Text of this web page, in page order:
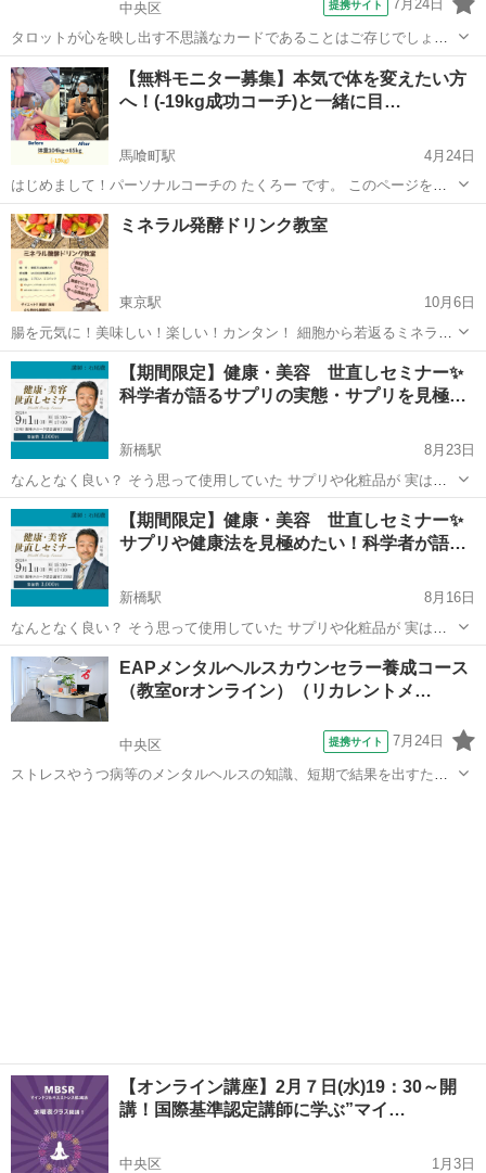
中央区 提携サイト 7月24日
タロットが心を映し出す不思議なカードであることはご存じでしょう
か。その魅力に惹かれてタロットを学ぼうと思って、何度か挫折した
ことはありませんか。最古のデザインを今に伝えるマルセイユ・タロ
ットなら、その心配はありません。ちょっ...
東京 中央区 その他
【無料モニター募集】本気で体を変えたい方
へ！(-19kg成功コーチ)と一緒に目…
馬喰町駅
4月24日
はじめまして！パーソナルコーチの たくろー です。 このページをご
覧いただき、ありがとうございます！ 「今年こそ本気で痩せたい！」
「一人ではダイエットが続かない…」 「プロのサポートを受けてみた
いけど、費用が心...
東京 中央区 馬喰町駅 その他 無料
ミネラル発酵ドリンク教室
東京駅
10月6日
腸を元気に！美味しい！楽しい！カンタン！ 細胞から若返るミネラル
発酵ドリンクを作りませんか？ 酵素やミネラルについて学べる講座付
き♡ 完成まで2-3ヶ月！楽しみに待つ時間も幸せです♡ お気軽にお問
い合わせ下さい。...
東京 中央区 東京駅 その他 ドリンク
【期間限定】健康・美容 世直しセミナー✨
科学者が語るサプリの実態・サプリを見極…
新橋駅
8月23日
なんとなく良い？ そう思って使用していた サプリや化粧品が 実は老
化促進や 健康を損なう原因だったら。。 まがい物を掴みたくない。。
でもどうやって見極めたら。。 そんなあなたに届けたい 健康・美
容 ...
東京 中央区 新橋駅 その他 DNA
【期間限定】健康・美容 世直しセミナー✨
サプリや健康法を見極めたい！科学者が語…
新橋駅
8月16日
なんとなく良い？ そう思って使用していた サプリや化粧品が 実は老
化促進や 健康を損なう原因だったら。。 まがい物を掴みたくない。。
でもどうやって見極めたら。。 そんなあなたに届けたい 健康・美
容 ...
東京 中央区 DNA
EAPメンタルヘルスカウンセラー養成コース
（教室orオンライン）（リカレントメ…
中央区 提携サイト 7月24日
ストレスやうつ病等のメンタルヘルスの知識、短期で結果を出すため
【オンライン講座】2月７日(水)19：30～開
講！国際基準認定講師に学ぶ”マイ…
中央区
1月3日